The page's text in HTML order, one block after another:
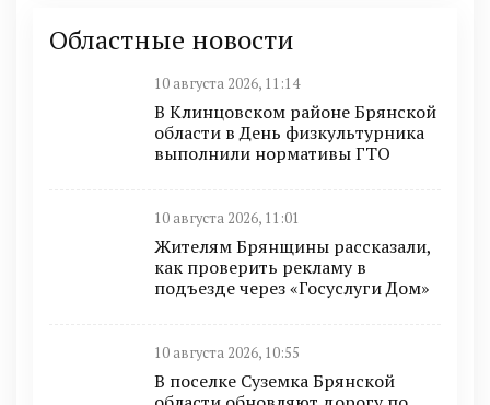
Областные новости
10 августа 2026, 11:14
В Клинцовском районе Брянской
области в День физкультурника
выполнили нормативы ГТО
10 августа 2026, 11:01
Жителям Брянщины рассказали,
как проверить рекламу в
подъезде через «Госуслуги Дом»
10 августа 2026, 10:55
В поселке Суземка Брянской